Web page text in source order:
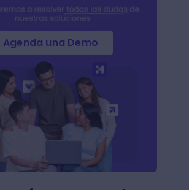
Agenda una Demo